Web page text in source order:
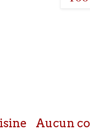
Aucun